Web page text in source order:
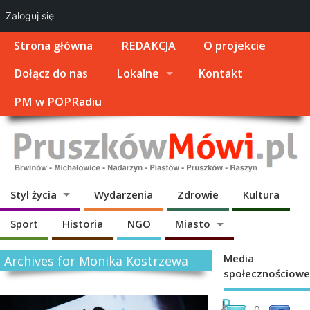
Strona główna REDAKCJA
O projekcie
Dołącz do nas
Lokalne
Kontakt
PM w POPRadiu
Styl życia Wydarzenia Zdrowie Kultura
Sport Historia NGO Miasto
Archives for Monika Kostrzewa
P
J
Media
społecznościowe
Zaloguj się